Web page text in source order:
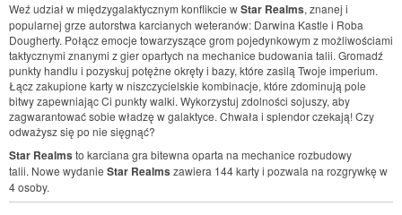
Weź udział w międzygalaktycznym konflikcie wStar Realms, znanej i
popularnej grze autorstwa karcianych weteranów: Darwina Kastle i Roba
Dougherty. Połącz emocje towarzyszące grom pojedynkowym z możliwościami
taktycznymi znanymi z gier opartych na mechanice budowania talii. Gromadź
punkty handlu i pozyskuj potężne okręty i bazy, które zasilą Twoje imperium.
Łącz zakupione karty w niszczycielskie kombinacje, które zdominują pole
bitwy zapewniając Ci punkty walki. Wykorzystuj zdolności sojuszy, aby
zagwarantować sobie władzę w galaktyce. Chwała i splendor czekają! Czy
odważysz się po nie sięgnąć?
Star Realms to karciana gra bitewna oparta na mechanice rozbudowy
talii. Nowe wydanie Star Realms zawiera 144 karty i pozwala na rozgrywkę w
4 osoby.